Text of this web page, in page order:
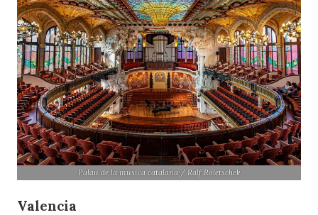
Palau de la música catalana / Ralf Roletschek
Valencia